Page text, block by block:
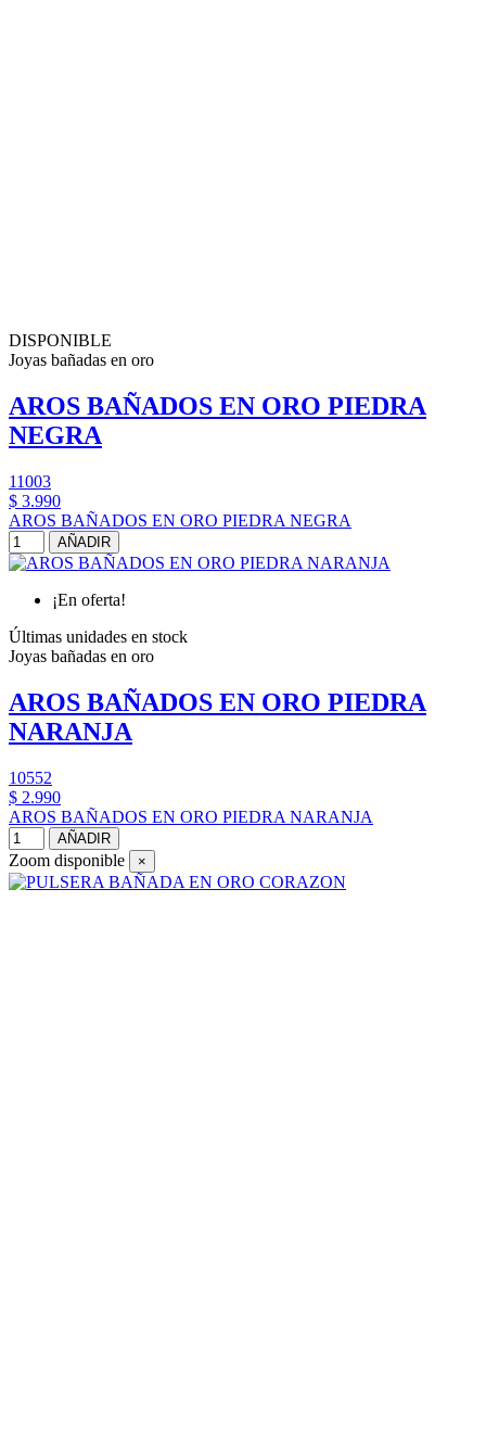
DISPONIBLE
Joyas bañadas en oro
AROS BAÑADOS EN ORO PIEDRA
NEGRA
11003
$ 3.990
AROS BAÑADOS EN ORO PIEDRA NEGRA
AÑADIR
¡En oferta!
Últimas unidades en stock
Joyas bañadas en oro
AROS BAÑADOS EN ORO PIEDRA
NARANJA
10552
$ 2.990
AROS BAÑADOS EN ORO PIEDRA NARANJA
AÑADIR
Zoom disponible ×